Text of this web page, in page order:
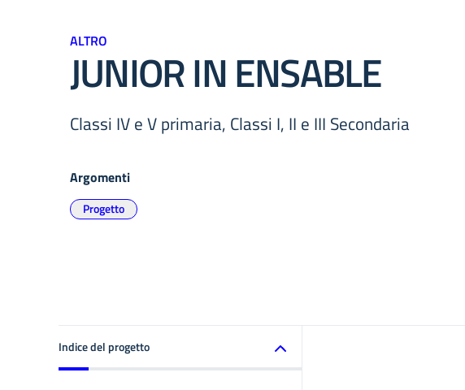
ALTRO
JUNIOR IN ENSABLE
Classi IV e V primaria, Classi I, II e III Secondaria
Argomenti
Progetto
Indice del progetto